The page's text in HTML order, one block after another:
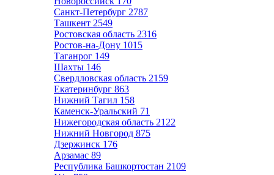
Санкт-Петербург 2787
Ташкент 2549
Ростовская область 2316
Ростов-на-Дону 1015
Таганрог 149
Шахты 146
Свердловская область 2159
Екатеринбург 863
Нижний Тагил 158
Каменск-Уральский 71
Нижегородская область 2122
Нижний Новгород 875
Дзержинск 176
Арзамас 89
Республика Башкортостан 2109